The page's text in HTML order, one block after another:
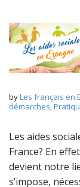
byLes français en
démarches,
Les aides
France? En
devient notre
s’impose,